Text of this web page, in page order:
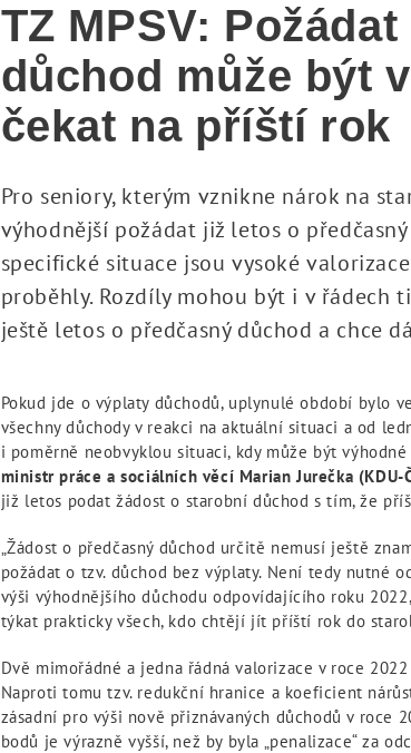
TZ MPSV:
důchod může být
čekat na příští rok
Pro seniory, kterým vznikne nárok na
výhodnější požádat již letos o
specifické situace jsou vysoké
proběhly. Rozdíly mohou být i v řádech
ještě letos o předčasný důchod a chce
Pokud jde o výplaty důchodů, uplynulé období bylo
všechny důchody v reakci na aktuální situaci a od
i poměrně neobvyklou situaci, kdy může být
ministr práce a sociálních věcí Marian Jurečka (KDU-
již letos podat žádost o starobní důchod s tím, že
„Žádost o předčasný důchod určitě nemusí ještě
požádat o tzv. důchod bez výplaty. Není tedy nutné
výši výhodnějšího důchodu odpovídajícího roku
týkat prakticky všech, kdo chtějí jít příští rok do
Dvě mimořádné a jedna řádná valorizace v roce
Naproti tomu tzv. redukční hranice a koeficient
zásadní pro výši nově přiznávaných důchodů v roce
bodů je výrazně vyšší, než by byla „penalizace“ za